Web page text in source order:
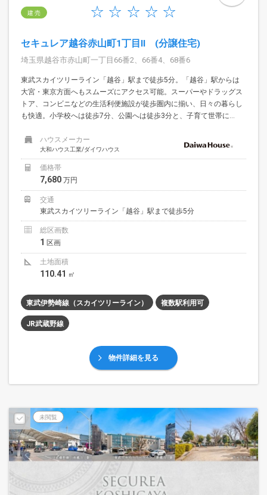
建 売
セキュレア越谷赤山町1丁目II (分譲住宅)
埼玉県越谷市赤山町一丁目66番2、66番4、68番6
東武スカイツリーライン「越谷」駅まで徒歩5分。「越谷」駅からは
大宮・東京方面へもスムーズにアクセス可能。スーパーやドラッグス
トア、コンビニなどの生活利便施設が徒歩圏内に揃い、日々の暮らし
も快適。小学校へは徒歩7分、公園へは徒歩3分と、子育て世帯に...
ハウスメーカー
大和ハウス工業/ダイワハウス
価格帯
7,680 万円
交通
東武スカイツリーライン「越谷」駅まで徒歩5分
総区画数
1 区画
土地面積
110.41 ㎡
東武伊勢崎線（スカイツリーライン） 複数駅利用可
JR武蔵野線
物件詳細を見る
未閲覧